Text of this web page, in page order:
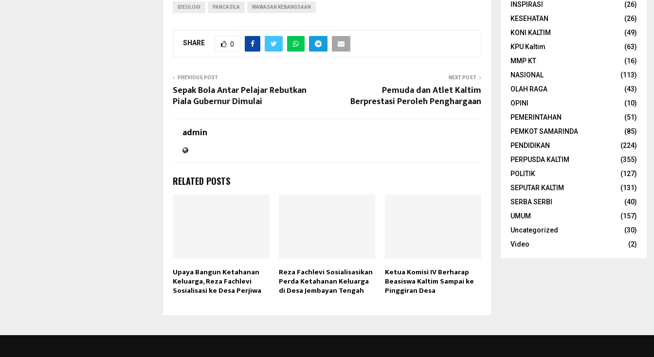
IDEOLOGI PANCASILA WAWASAN KEBANGSAAN
SHARE 0
PREVIOUS POST
Sepak Bola Antar Pelajar Rebutkan
Piala Gubernur Dimulai
NEXT POST
Pemuda dan Atlet Kaltim
Berprestasi Peroleh Penghargaan
admin
RELATED POSTS
Upaya Bangun Ketahanan
Keluarga, Reza Fachlevi
Sosialisasi ke Desa Perjiwa
Reza Fachlevi Sosialisasikan
Perda Ketahanan Keluarga
di Desa Jembayan Tengah
Ketua Komisi IV Berharap
Beasiswa Kaltim Sampai ke
Pinggiran Desa
INSPIRASI
(26)
KESEHATAN
(26)
KONI KALTIM
(49)
KPU Kaltim
(63)
MMP KT
(16)
NASIONAL
(113)
OLAH RAGA
(43)
OPINI
(10)
PEMERINTAHAN
(51)
PEMKOT SAMARINDA
(85)
PENDIDIKAN
(224)
PERPUSDA KALTIM
(355)
POLITIK
(127)
SEPUTAR KALTIM
(131)
SERBA SERBI
(40)
UMUM
(157)
Uncategorized
(30)
Video
(2)